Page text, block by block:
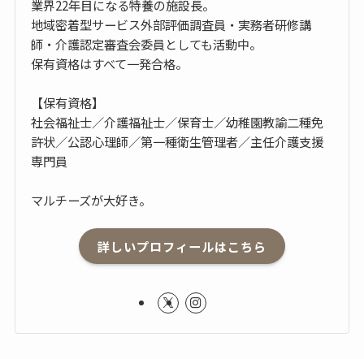
業界22年目になる特養の施設長。
地域密着型サービス外部評価調査員・実務者研修講
師・介護認定審査会委員としても活動中。
保有資格はすべて一発合格。
【保有資格】
社会福祉士／介護福祉士／保育士／幼稚園教諭二種免
許状／公認心理師／第一種衛生管理者／主任介護支援
専門員
マルチーズが大好き。
詳しいプロフィールはこちら